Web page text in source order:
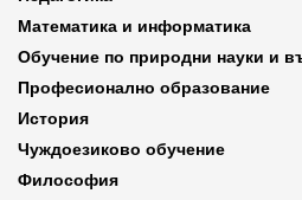
Математика и информатика
Обучение по природни науки и
Професионално образование
История
Чуждоезиково обучение
Философия